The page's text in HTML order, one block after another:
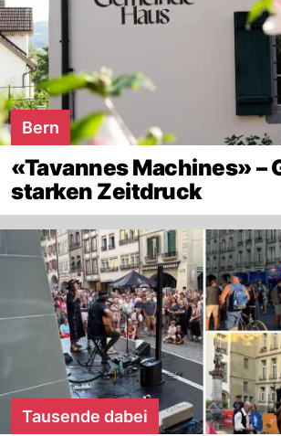
Bern
«Tavannes Machines» –
starken Zeitdruck
Tausende dabei